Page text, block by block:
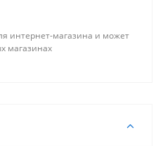
интернет-магазина и может
магазинах